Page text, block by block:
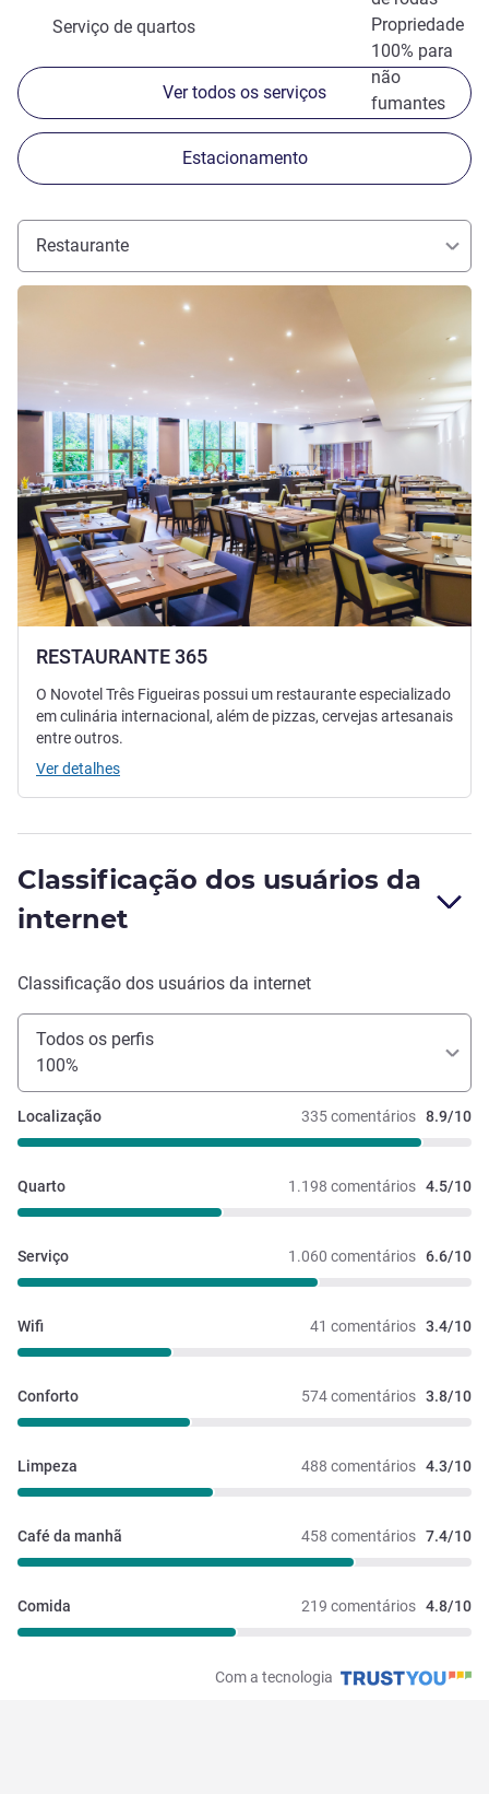
Propriedade
100% para
não
fumantes
Serviço de quartos
Ver todos os serviços
Estacionamento
Restaurante
RESTAURANTE 365
Ver detalhes
O Novotel Três Figueiras possui um restaurante especializado
em culinária internacional, além de pizzas, cervejas artesanais
entre outros.
Ver detalhes
Classificação dos usuários da
internet
Classificação dos usuários da internet
Todos os perfis
100%
335 comentários 8.9/10
Localização
1.198 comentários 4.5/10
Quarto
1.060 comentários 6.6/10
Serviço
41 comentários 3.4/10
Wifi
574 comentários 3.8/10
Conforto
488 comentários 4.3/10
Limpeza
458 comentários 7.4/10
Café da manhã
219 comentários 4.8/10
Comida
Com a tecnologia